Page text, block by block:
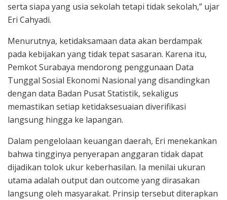
serta siapa yang usia sekolah tetapi tidak sekolah,” ujar
Eri Cahyadi.
Menurutnya, ketidaksamaan data akan berdampak
pada kebijakan yang tidak tepat sasaran. Karena itu,
Pemkot Surabaya mendorong penggunaan Data
Tunggal Sosial Ekonomi Nasional yang disandingkan
dengan data Badan Pusat Statistik, sekaligus
memastikan setiap ketidaksesuaian diverifikasi
langsung hingga ke lapangan.
Dalam pengelolaan keuangan daerah, Eri menekankan
bahwa tingginya penyerapan anggaran tidak dapat
dijadikan tolok ukur keberhasilan. Ia menilai ukuran
utama adalah output dan outcome yang dirasakan
langsung oleh masyarakat. Prinsip tersebut diterapkan